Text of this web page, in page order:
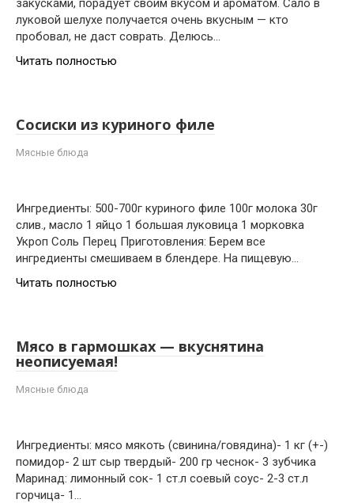
закусками, порадует своим вкусом и ароматом. Сало в
луковой шелухе получается очень вкусным — кто
пробовал, не даст соврать. Делюсь…
Читать полностью
Сосиски из куриного филе
Мясные блюда
Ингредиенты: 500-700г куриного филе 100г молока 30г
слив., масло 1 яйцо 1 большая луковица 1 морковка
Укроп Соль Перец Приготовления: Берем все
ингредиенты смешиваем в блендере. На пищевую…
Читать полностью
Мясо в гармошках — вкуснятина
неописуемая!
Мясные блюда
Ингредиенты: мясо мякоть (свинина/говядина)- 1 кг (+-)
помидор- 2 шт сыр твердый- 200 гр чеснок- 3 зубчика
Маринад: лимонный сок- 1 ст.л соевый соус- 2-3 ст.л
горчица- 1…